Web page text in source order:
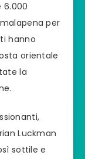
6.000
per
hanno
orientale
la
Luckman
sottile e